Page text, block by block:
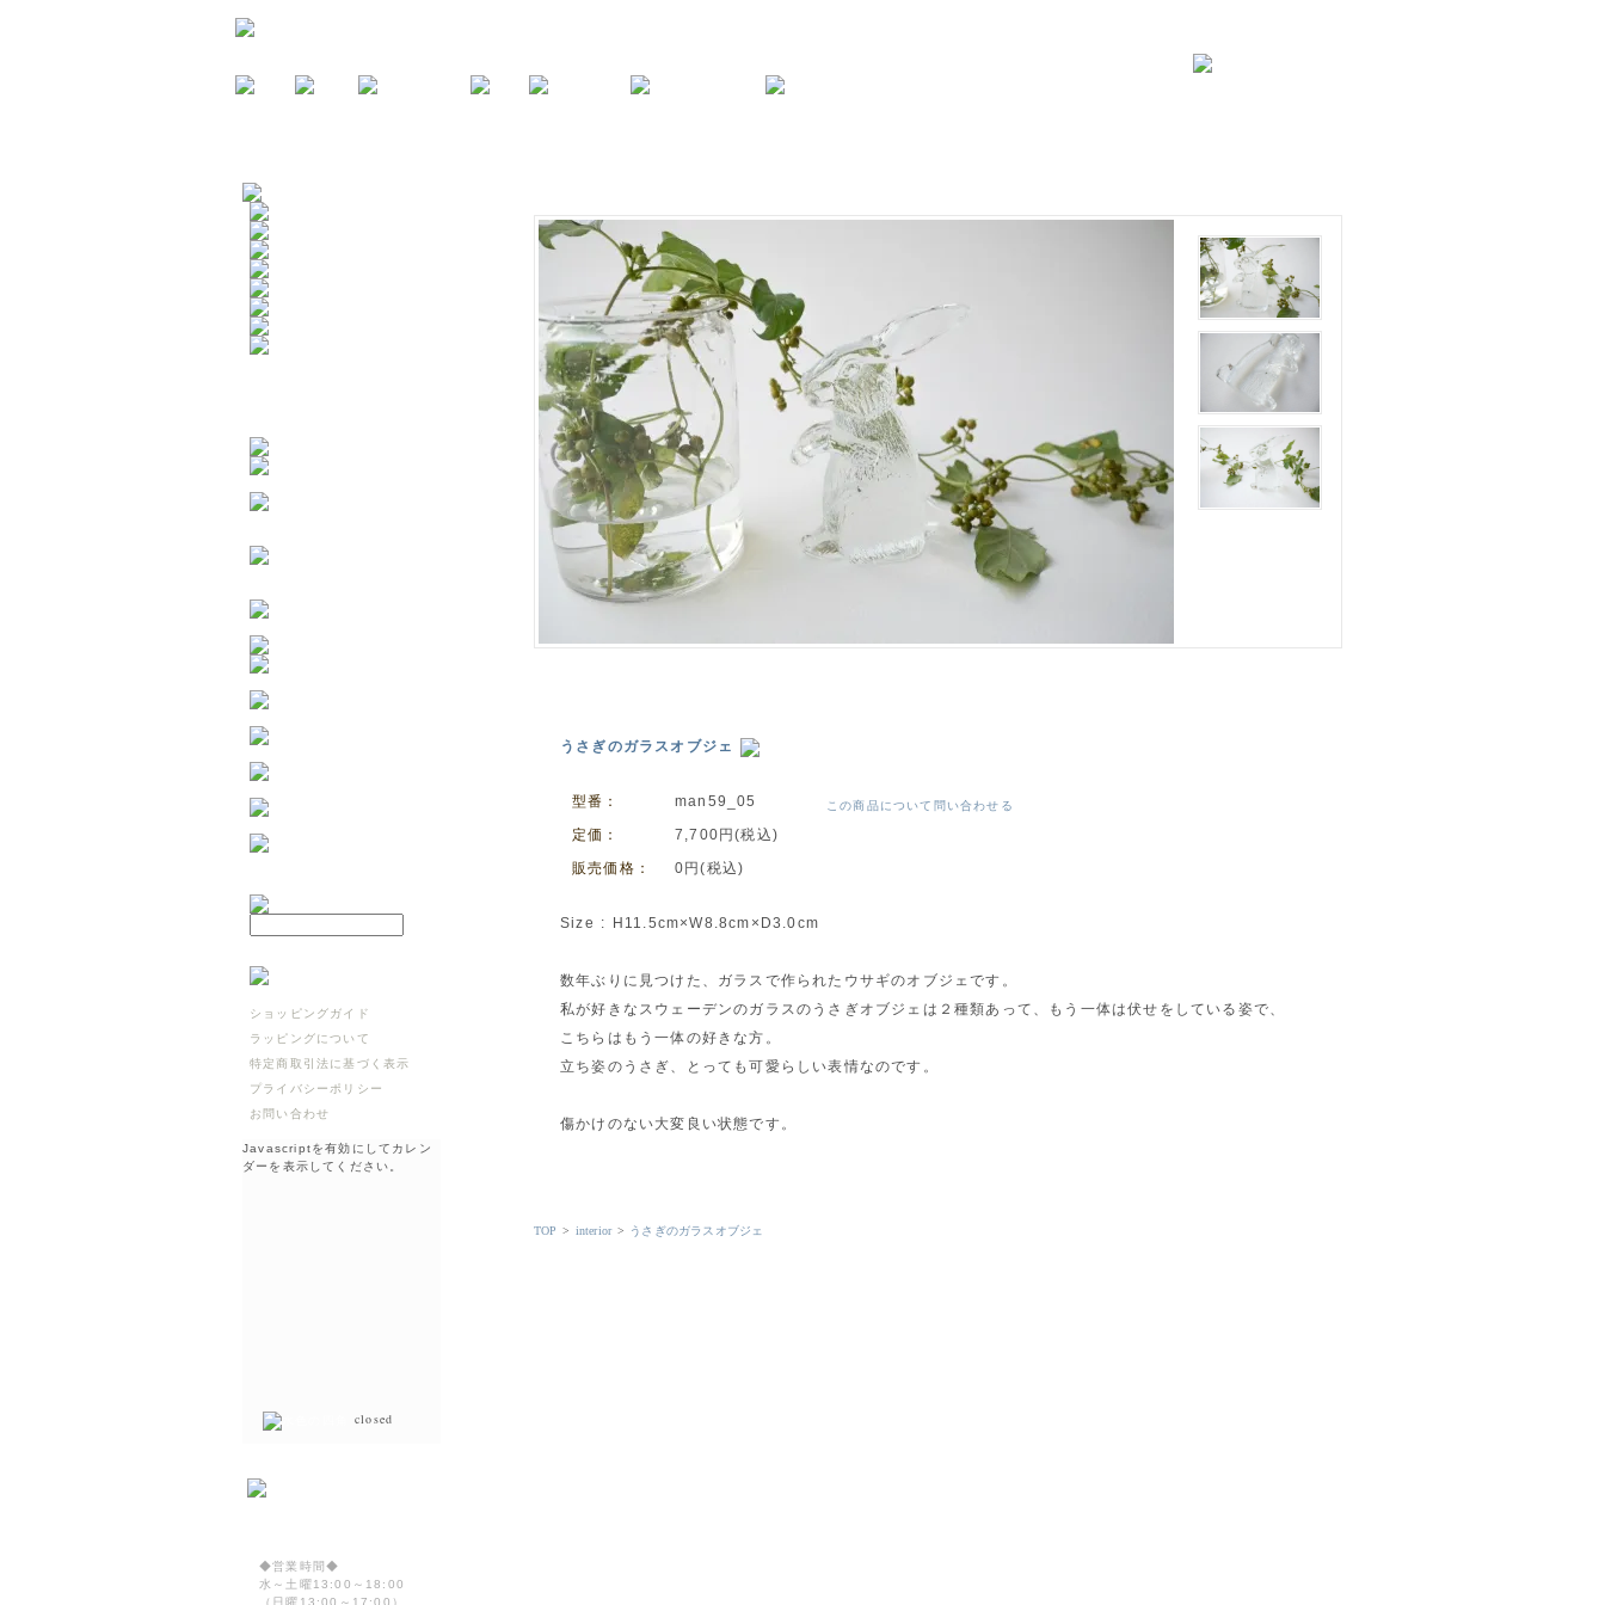
うさぎのガラスオブジェ
型番：
man59_05
定価：
7,700円(税込)
販売価格：
0円(税込)
この商品について問い合わせる
Size : H11.5cm×W8.8cm×D3.0cm
数年ぶりに見つけた、ガラスで作られたウサギのオブジェです。
私が好きなスウェーデンのガラスのうさぎオブジェは２種類あって、もう一体は伏せをしている姿で、
こちらはもう一体の好きな方。
立ち姿のうさぎ、とっても可愛らしい表情なのです。
傷かけのない大変良い状態です。
TOP > interior> うさぎのガラスオブジェ
ショッピングガイド
ラッピングについて
特定商取引法に基づく表示
プライバシーポリシー
お問い合わせ
Javascriptを有効にしてカレン
ダーを表示してください。
closed
◆営業時間◆
水～土曜13:00～18:00
（日曜13:00～17:00）